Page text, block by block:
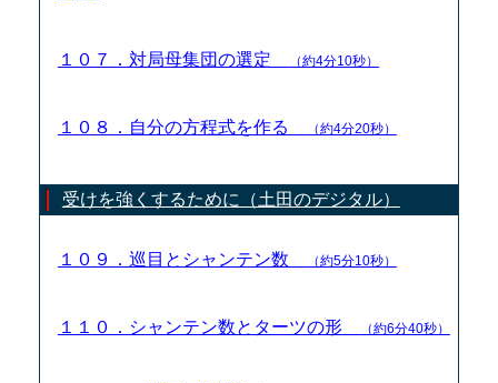
１０７．対局母集団の選定 （約4分10秒）
１０８．自分の方程式を作る （約4分20秒）
受けを強くするために（土田のデジタル）
１０９．巡目とシャンテン数 （約5分10秒）
１１０．シャンテン数とターツの形 （約6分40秒）